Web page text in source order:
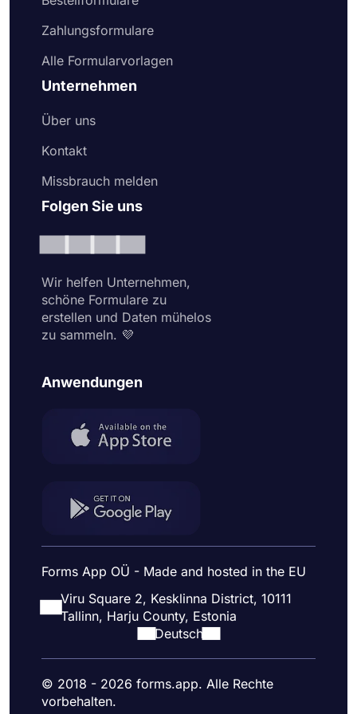
Wählen Sie noch heute eines unserer kostenlosen
Formularmuster, um professionelle Online-
Formulare zu erstellen.
Zahlungsformulare
Alle Formularvorlagen
Unternehmen
Über uns
Kontakt
Missbrauch melden
Folgen Sie uns
Wir helfen Unternehmen,
schöne Formulare zu
erstellen und Daten mühelos
zu sammeln. 💜
Anwendungen
Forms App OÜ - Made and hosted in the EU
Viru Square 2, Kesklinna District, 10111
Tallinn, Harju County, Estonia
Deutsch
© 2018 - 2026 forms.app. Alle Rechte
vorbehalten.